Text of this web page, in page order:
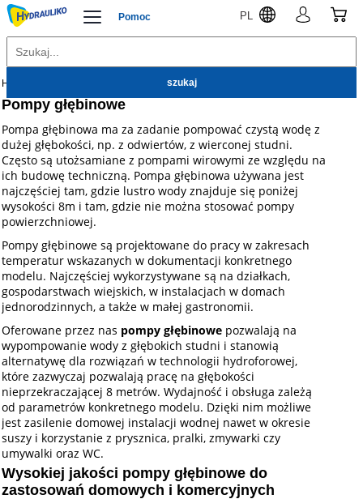
Pomoc PL
Hydrauliko
Pompy głębinowe
Pompa głębinowa ma za zadanie pompować czystą wodę z
dużej głębokości, np. z odwiertów, z wierconej studni.
Często są utożsamiane z pompami wirowymi ze względu na
ich budowę techniczną. Pompa głębinowa używana jest
najczęściej tam, gdzie lustro wody znajduje się poniżej
wysokości 8m i tam, gdzie nie można stosować pompy
powierzchniowej.
Pompy głębinowe są projektowane do pracy w zakresach
temperatur wskazanych w dokumentacji konkretnego
modelu. Najczęściej wykorzystywane są na działkach,
gospodarstwach wiejskich, w instalacjach w domach
jednorodzinnych, a także w małej gastronomii.
Oferowane przez nas pompy głębinowe pozwalają na
wypompowanie wody z głębokich studni i stanowią
alternatywę dla rozwiązań w technologii hydroforowej,
które zazwyczaj pozwalają pracę na głębokości
nieprzekraczającej 8 metrów. Wydajność i obsługa zależą
od parametrów konkretnego modelu. Dzięki nim możliwe
jest zasilenie domowej instalacji wodnej nawet w okresie
suszy i korzystanie z prysznica, pralki, zmywarki czy
umywalki oraz WC.
Wysokiej jakości pompy głębinowe do
zastosowań domowych i komercyjnych